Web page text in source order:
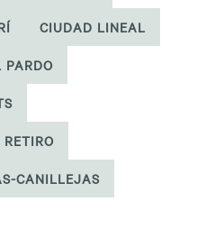
CIUDAD LINEAL
PARDO
RETIRO
CANILLEJAS